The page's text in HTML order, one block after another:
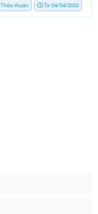
Thỏa thuận Từ 04/04/2022